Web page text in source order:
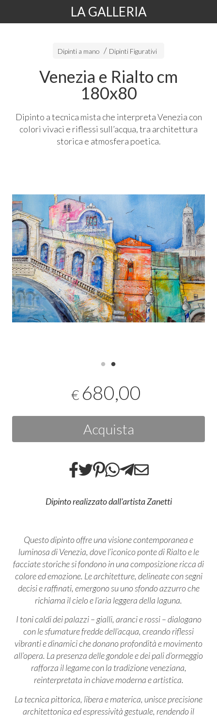
LA GALLERIA
Dipinti a mano Dipinti Figurativi
Venezia e Rialto cm
180x80
Dipinto a tecnica mista che interpreta Venezia con
colori vivaci e riflessi sull’acqua, tra architettura
storica e atmosfera poetica.
€ 680,00
Acquista
Dipinto realizzato dall'artista Zanetti
Questo dipinto offre una visione contemporanea e
luminosa di Venezia, dove l’iconico ponte di Rialto e le
facciate storiche si fondono in una composizione ricca di
colore ed emozione. Le architetture, delineate con segni
decisi e raffinati, emergono su uno sfondo azzurro che
richiama il cielo e l’aria leggera della laguna.
I toni caldi dei palazzi – gialli, aranci e rossi – dialogano
con le sfumature fredde dell’acqua, creando riflessi
vibranti e dinamici che donano profondità e movimento
all’opera. La presenza delle gondole e dei pali d’ormeggio
rafforza il legame con la tradizione veneziana,
reinterpretata in chiave moderna e artistica.
La tecnica pittorica, libera e materica, unisce precisione
architettonica ed espressività gestuale, rendendo il